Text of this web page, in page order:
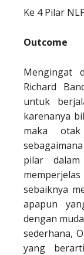
Ke 4 Pilar
Outcome
Mengingat
Richard
untuk
karenanya
maka
pilar
sebaiknya
apapun
dengan
sederhana,
yang